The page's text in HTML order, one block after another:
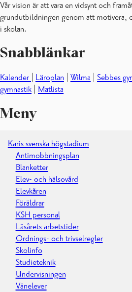
Vår vision är att vara en vidsynt och
grundutbildningen genom att motivera,
i skolan.
Snabblänkar
Kalender Läroplan Wilma Sebbes
gymnastik
Matlista
Meny
Karis svenska högstadium
Antimobbningsplan
Blanketter
Elev- och hälsovård
Elevkåren
Föräldrar
KSH personal
Läsårets arbetstider
Ordnings- och trivselregler
Skolinfo
Studieteknik
Undervisningen
Vänelever